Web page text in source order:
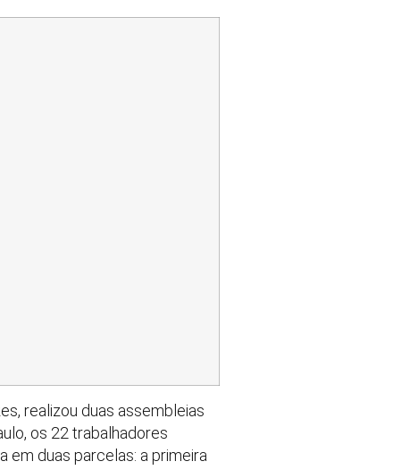
realizou duas assembleias
os 22 trabalhadores
em duas parcelas: a primeira